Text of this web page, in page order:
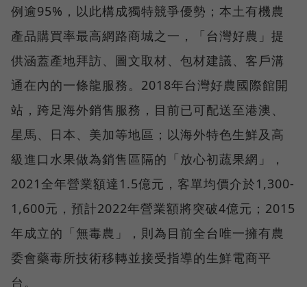
例逾95%，以此構成獨特競爭優勢；本土有機農
產品購買率最高網路商城之一，「台灣好農」提
供涵蓋產地拜訪、圖文取材、包材建議、客戶溝
通在內的一條龍服務。2018年台灣好農國際館開
站，跨足海外銷售服務，目前已可配送至港澳、
星馬、日本、美加等地區；以海外特色生鮮及高
級進口水果做為銷售區隔的「放心初蔬果網」，
2021全年營業額達1.5億元，客單均價介於1,300-
1,600元，預計2022年營業額將突破4億元；2015
年成立的「無毒農」，則為目前全台唯一擁有農
委會藥毒所技術移轉並接受指導的生鮮電商平
台。